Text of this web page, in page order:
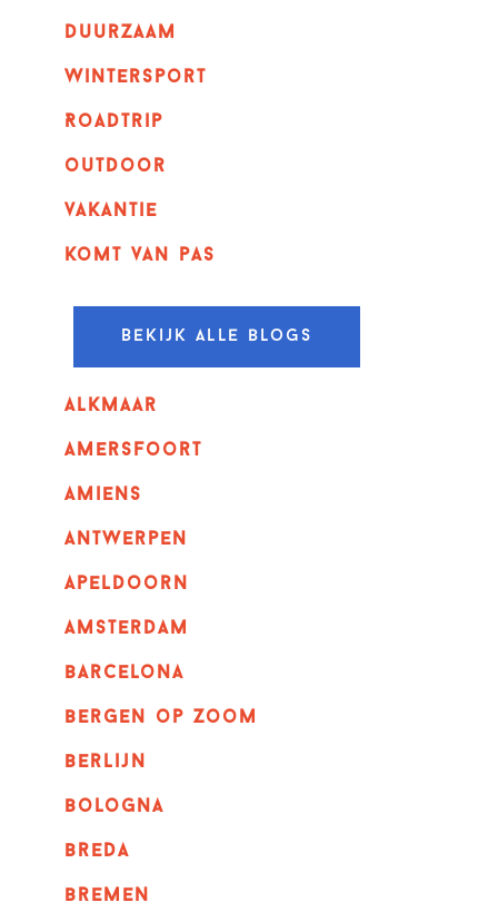
Duurzaam
wintersport
Roadtrip
outdoor
vakantie
komt van pas
Bekijk alle blogs
alkmaar
amersfoort
amiens
Antwerpen
apeldoorn
Amsterdam
barcelona
bergen op zoom
berlijn
bologna
breda
bremen